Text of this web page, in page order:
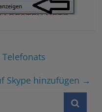
Skype hinzufügen →